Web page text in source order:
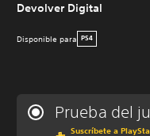
Devolver Digital
Disponible para PS4
Prueba del
Suscríbete a